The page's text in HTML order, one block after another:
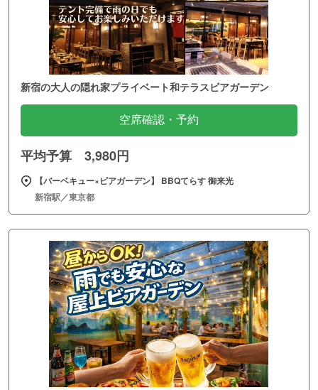
新宿の大人の隠れ家プライベート和テラスビアガーデン
空席確認・予約
平均予算 3,980円
【バーベキュー×ビアガーデン】 BBQてらす 御来光
新宿駅／東京都